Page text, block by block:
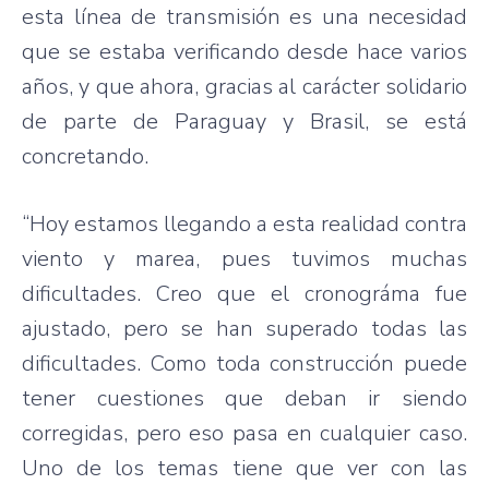
esta línea de transmisión es una necesidad
que se estaba verificando desde hace varios
años, y que ahora, gracias al carácter solidario
de parte de Paraguay y Brasil, se está
concretando.
“Hoy estamos llegando a esta realidad contra
viento y marea, pues tuvimos muchas
dificultades. Creo que el cronográma fue
ajustado, pero se han superado todas las
dificultades. Como toda construcción puede
tener cuestiones que deban ir siendo
corregidas, pero eso pasa en cualquier caso.
Uno de los temas tiene que ver con las